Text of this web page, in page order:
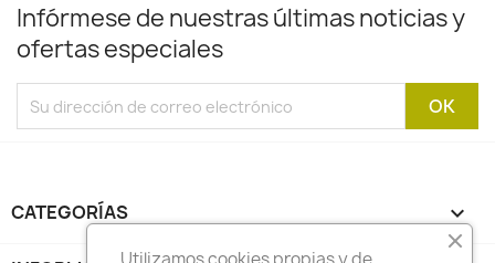
Infórmese de nuestras últimas noticias y
ofertas especiales
CATEGORÍAS 